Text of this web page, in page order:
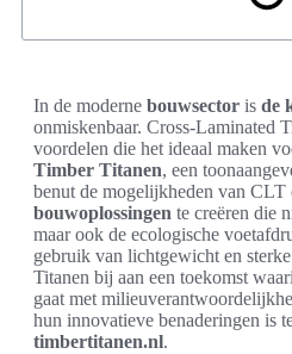
In de moderne bouwsector is de
onmiskenbaar. Cross-Laminated
voordelen die het ideaal maken
Timber Titanen, een
benut de mogelijkheden van CLT
bouwoplossingen te creëren die
maar ook de ecologische
gebruik van lichtgewicht en
Titanen bij aan een toekomst
gaat met
hun innovatieve benaderingen is
timbertitanen.nl.